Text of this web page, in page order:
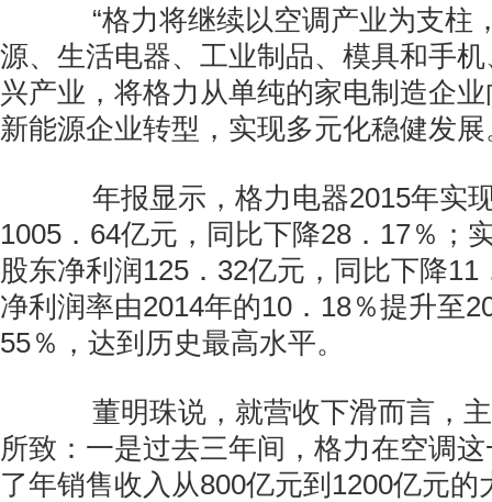
“格力将继续以空调产业为支柱
源、生活电器、工业制品、模具和手
兴产业，将格力从单纯的家电制造企
新能源企业转型，实现多元化稳健发展
年报显示，格力电器2015年实
1005．64亿元，同比下降28．17％；
股东净利润125．32亿元，同比下降11
净利润率由2014年的10．18％提升至
55％，达到历史最高水平。
董明珠说，就营收下滑而言，主
所致：一是过去三年间，格力在空调
了年销售收入从800亿元到1200亿元的